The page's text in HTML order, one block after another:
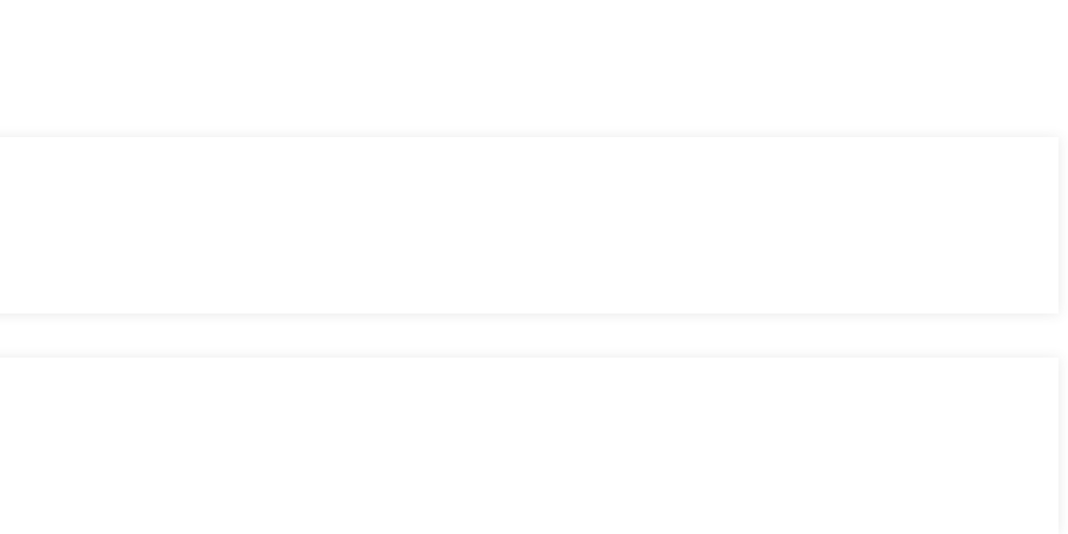
sans complications.
du marché.
des plateformes et des dApps.